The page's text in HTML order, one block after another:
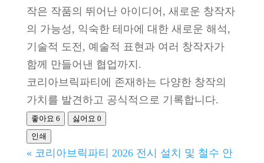
작은 작품의 뛰어난 아이디어, 새로운 창작자
의 가능성, 익숙한 테마에 대한 새로운 해석,
기술적 도전, 예술적 표현과 여러 창작자가
함께 만들어낸 협업까지.
코리아브릭파티에 존재하는 다양한 창작의
가치를 발견하고 공식적으로 기록합니다.
좋아요 6 싫어요 0
인쇄
« 코리아브릭파티 2026 전시 설치 및 철수 안